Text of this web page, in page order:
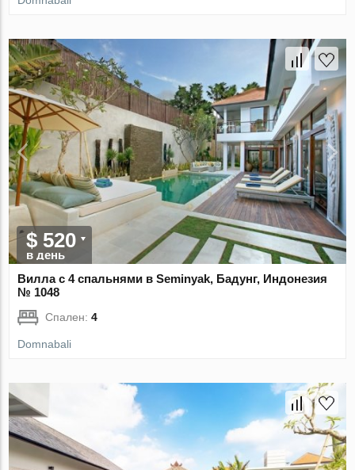
$ 520
в день
Вилла с 4 спальнями в Seminyak, Бадунг, Индонезия
№ 1048
Спален:4
Domnabali